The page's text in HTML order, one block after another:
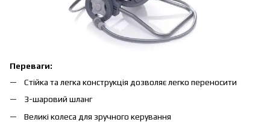
Переваги:
Стійка та легка конструкція дозволяє легко переносити
3-шаровий шланг
Великі колеса для зручного керування